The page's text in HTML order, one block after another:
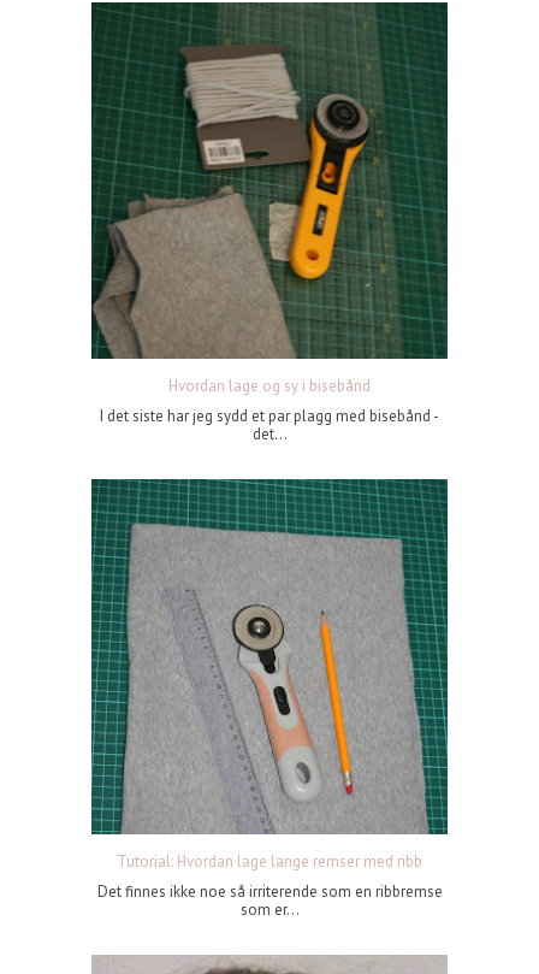
Hvordan lage og sy i bisebånd
I det siste har jeg sydd et par plagg med bisebånd -
det...
Tutorial: Hvordan lage lange remser med ribb
Det finnes ikke noe så irriterende som en ribbremse
som er...